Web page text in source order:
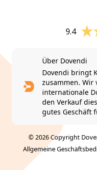
9.4
Über Dovendi
Dovendi bringt
zusammen. Wir
internationale
den Verkauf
gutes Geschäft
© 2026 Copyright
Allgemeine